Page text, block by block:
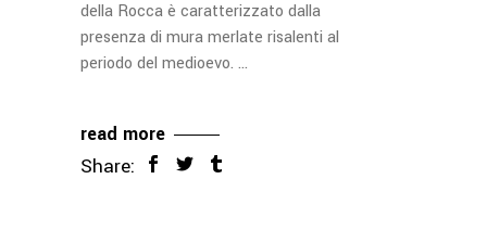
della Rocca è caratterizzato dalla
presenza di mura merlate risalenti al
periodo del medioevo.
read more
Share: